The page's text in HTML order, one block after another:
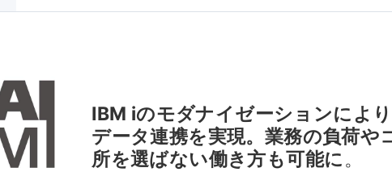
IBM iのモダナイゼーションによ
データ連携を実現。業務の負荷や
所を選ばない働き方も可能に。